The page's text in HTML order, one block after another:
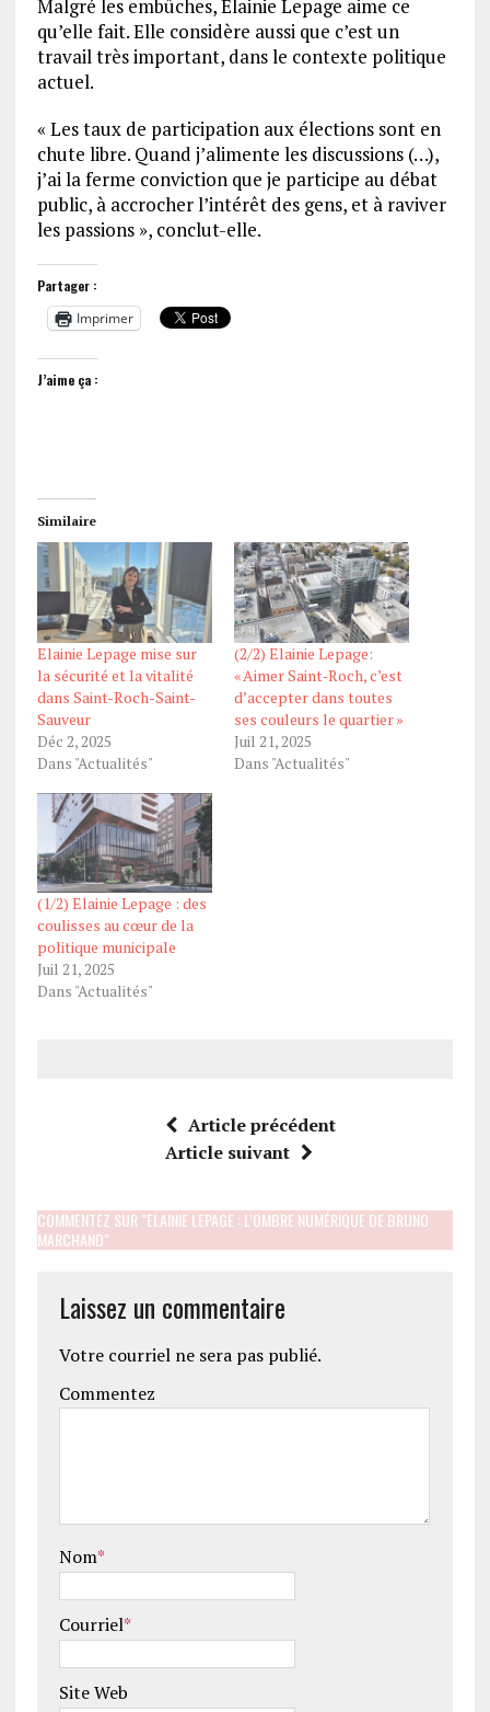
Malgré les embûches, Elainie Lepage aime ce
qu’elle fait. Elle considère aussi que c’est un
travail très important, dans le contexte politique
actuel.
« Les taux de participation aux élections sont en
chute libre. Quand j’alimente les discussions (…),
j’ai la ferme conviction que je participe au débat
public, à accrocher l’intérêt des gens, et à raviver
les passions », conclut-elle.
Partager :
Imprimer
J’aime ça :
Similaire
Elainie Lepage mise sur
la sécurité et la vitalité
dans Saint-Roch-Saint-
Sauveur
Déc 2, 2025
Dans "Actualités"
(2/2) Elainie Lepage:
« Aimer Saint‑Roch, c’est
d’accepter dans toutes
ses couleurs le quartier »
Juil 21, 2025
Dans "Actualités"
(1/2) Elainie Lepage : des
coulisses au cœur de la
politique municipale
Juil 21, 2025
Dans "Actualités"
Article précédent
Article suivant
COMMENTEZ SUR "ELAINIE LEPAGE : L’OMBRE NUMÉRIQUE DE BRUNO
MARCHAND"
Laissez un commentaire
Votre courriel ne sera pas publié.
Commentez
Nom*
Courriel*
Site Web